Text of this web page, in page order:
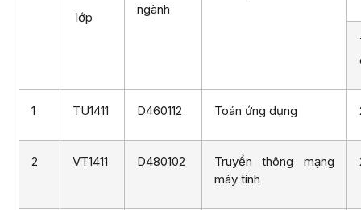
lớp
ngành
1 TU1411 D460112 Toán ứng dụng
2 VT1411 D480102
Truyền thông mạng
máy tính